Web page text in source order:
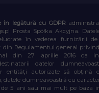
în legătură cu GDPR
Prosta Spółka Akcyjna.
în vederea furnizării de
din Regulamentul general
din 27 aprilie 2016 ca
datelor
entități autorizate să obțină
datele dumneavoastră cu
5 ani sau mai mult pe baza